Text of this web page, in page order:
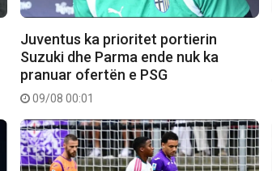
Juventus ka prioritet portierin
Suzuki dhe Parma ende nuk ka
pranuar ofertën e PSG
09/08 00:01